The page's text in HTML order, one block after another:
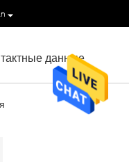
данные